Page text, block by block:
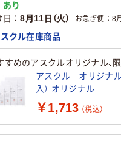
あり
日
8月11日（火） お急ぎ便 8
クル在庫商品
すめのアスクルオリジナル、
アスクル オリジナル
入） オリジナル
￥1,713 （税込）